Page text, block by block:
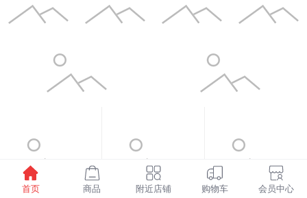
¥1598.00 ¥6.00 ¥3.50
首页 商品 附近店铺 购物车 会员中心